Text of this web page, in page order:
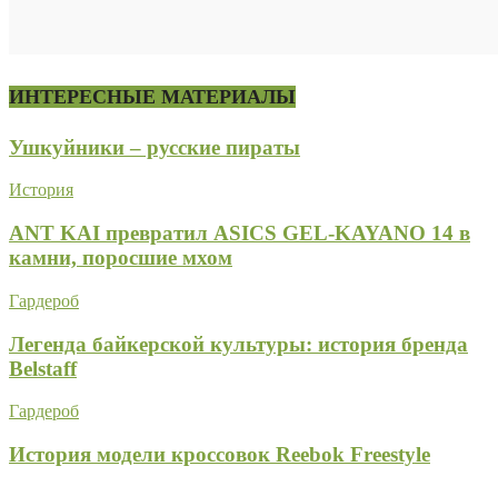
ИНТЕРЕСНЫЕ МАТЕРИАЛЫ
Ушкуйники – русские пираты
История
ANT KAI превратил ASICS GEL-KAYANO 14 в
камни, поросшие мхом
Гардероб
Легенда байкерской культуры: история бренда
Belstaff
Гардероб
История модели кроссовок Reebok Freestyle